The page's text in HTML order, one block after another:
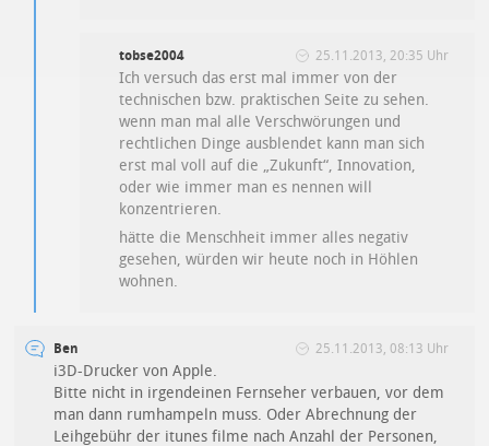
tobse2004 25.11.2013, 20:35 Uhr
Ich versuch das erst mal immer von der
technischen bzw. praktischen Seite zu sehen.
wenn man mal alle Verschwörungen und
rechtlichen Dinge ausblendet kann man sich
erst mal voll auf die „Zukunft“, Innovation,
oder wie immer man es nennen will
konzentrieren.
hätte die Menschheit immer alles negativ
gesehen, würden wir heute noch in Höhlen
wohnen.
Ben 25.11.2013, 08:13 Uhr
i3D-Drucker von Apple.
Bitte nicht in irgendeinen Fernseher verbauen, vor dem
man dann rumhampeln muss. Oder Abrechnung der
Leihgebühr der itunes filme nach Anzahl der Personen,